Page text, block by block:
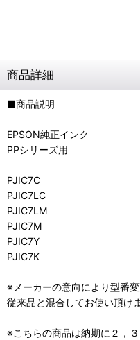
商品詳細
■商品説明
EPSON純正インク
PPシリーズ用
PJIC7C
PJIC7LC
PJIC7LM
PJIC7M
PJIC7Y
PJIC7K
※メーカーの意向により型番変
従来品と混合してお使い頂けま
※こちらの商品は納期に２，